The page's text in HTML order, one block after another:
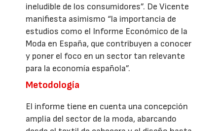
ineludible de los consumidores”. De Vicente
manifiesta asimismo “la importancia de
estudios como el Informe Económico de la
Moda en España, que contribuyen a conocer
y poner el foco en un sector tan relevante
para la economía española”.
Metodología
El informe tiene en cuenta una concepción
amplia del sector de la moda, abarcando